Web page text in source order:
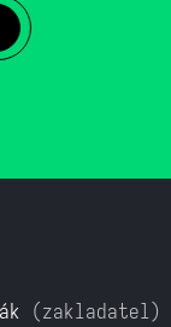
(zakladatel)